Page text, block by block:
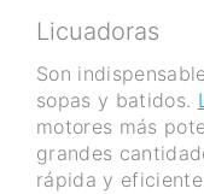
Licuadoras
Son
sopas y batidos.
motores más
grandes
rápida y